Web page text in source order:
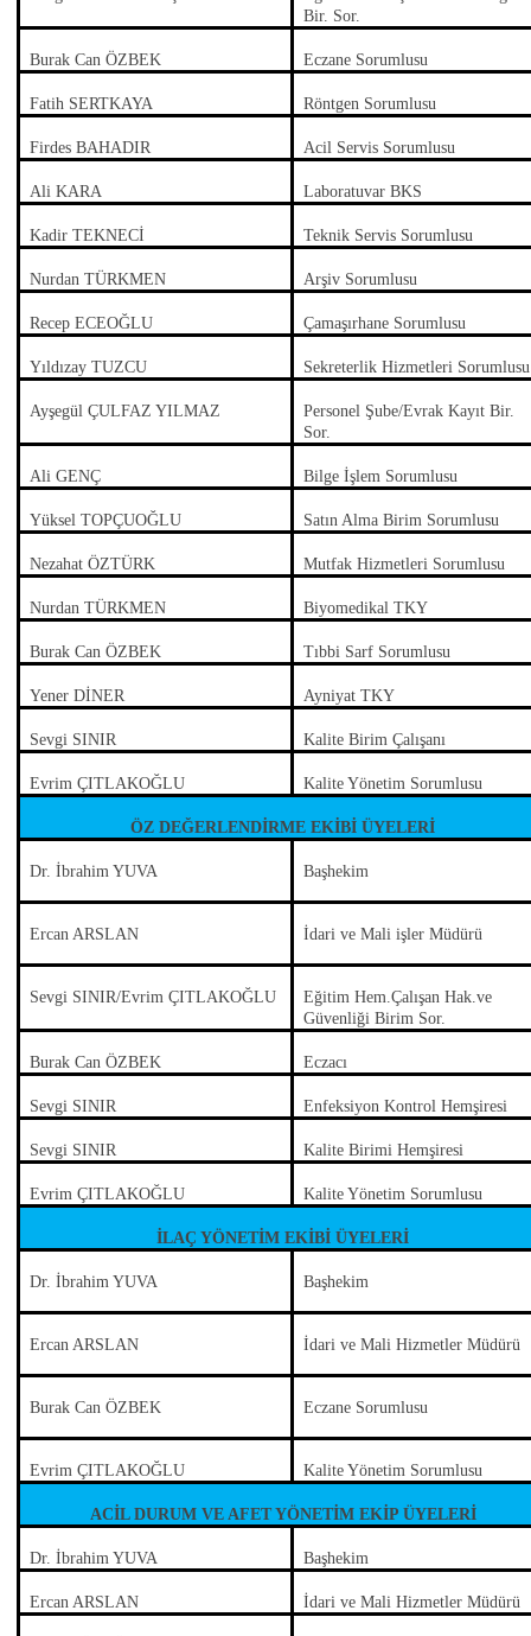
Bir. Sor.
Burak Can ÖZBEK Eczane Sorumlusu
Fatih SERTKAYA Röntgen Sorumlusu
Firdes BAHADIR Acil Servis Sorumlusu
Ali KARA Laboratuvar BKS
Kadir TEKNECİ Teknik Servis Sorumlusu
Nurdan TÜRKMEN Arşiv Sorumlusu
Recep ECEOĞLU Çamaşırhane Sorumlusu
Yıldızay TUZCU Sekreterlik Hizmetleri Sorumlusu
Ayşegül ÇULFAZ YILMAZ
Personel Şube/Evrak Kayıt Bir.
Sor.
Ali GENÇ Bilge İşlem Sorumlusu
Yüksel TOPÇUOĞLU Satın Alma Birim Sorumlusu
Nezahat ÖZTÜRK Mutfak Hizmetleri Sorumlusu
Nurdan TÜRKMEN Biyomedikal TKY
Burak Can ÖZBEK Tıbbi Sarf Sorumlusu
Yener DİNER Ayniyat TKY
Sevgi SINIR Kalite Birim Çalışanı
Evrim ÇITLAKOĞLU Kalite Yönetim Sorumlusu
ÖZ DEĞERLENDİRME EKİBİ ÜYELERİ
Dr. İbrahim YUVA Başhekim
Ercan ARSLAN İdari ve Mali işler Müdürü
Sevgi SINIR/Evrim ÇITLAKOĞLU
Eğitim Hem.Çalışan Hak.ve
Güvenliği Birim Sor.
Burak Can ÖZBEK Eczacı
Sevgi SINIR Enfeksiyon Kontrol Hemşiresi
Sevgi SINIR Kalite Birimi Hemşiresi
Evrim ÇITLAKOĞLU Kalite Yönetim Sorumlusu
İLAÇ YÖNETİM EKİBİ ÜYELERİ
Dr. İbrahim YUVA Başhekim
Ercan ARSLAN İdari ve Mali Hizmetler Müdürü
Burak Can ÖZBEK Eczane Sorumlusu
Evrim ÇITLAKOĞLU Kalite Yönetim Sorumlusu
ACİL DURUM VE AFET YÖNETİM EKİP ÜYELERİ
Dr. İbrahim YUVA Başhekim
Ercan ARSLAN İdari ve Mali Hizmetler Müdürü